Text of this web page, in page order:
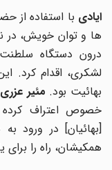
ایادیبا استفاده از
ها و توان خویش، در
درون دستگاه
لشکری، اقدام کرد.
بهائیت بود.مئیر عزری
خصوص اعتراف کرده
[بهائیان] در ورود
همکیشان، راه را برای